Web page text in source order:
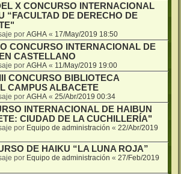
X CONCURSO INTERNACIONAL
“FACULTAD DE DERECHO DE
por AGHA « 17/May/2019 18:50
CONCURSO INTERNACIONAL DE
CASTELLANO
por AGHA « 11/May/2019 19:00
CONCURSO BIBLIOTECA
CAMPUS ALBACETE
por AGHA « 25/Abr/2019 00:34
INTERNACIONAL DE HAIBUN
CIUDAD DE LA CUCHILLERÍA"
por Equipo de administración « 22/Abr/2019
DE HAIKU “LA LUNA ROJA”
por Equipo de administración « 27/Feb/2019